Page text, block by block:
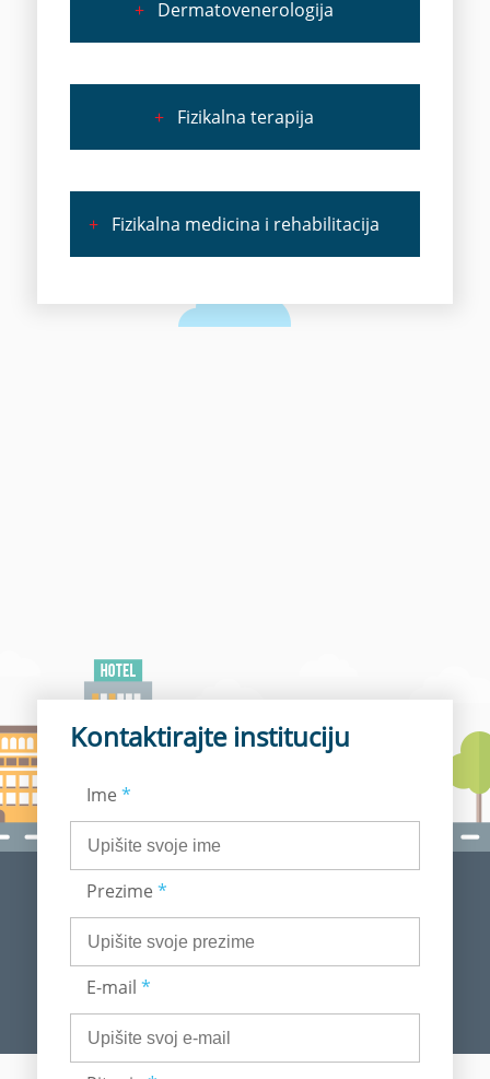
+Dermatovenerologija
+Fizikalna terapija
+Fizikalna medicina i rehabilitacija
Kontaktirajte instituciju
Ime *
Prezime *
E-mail *